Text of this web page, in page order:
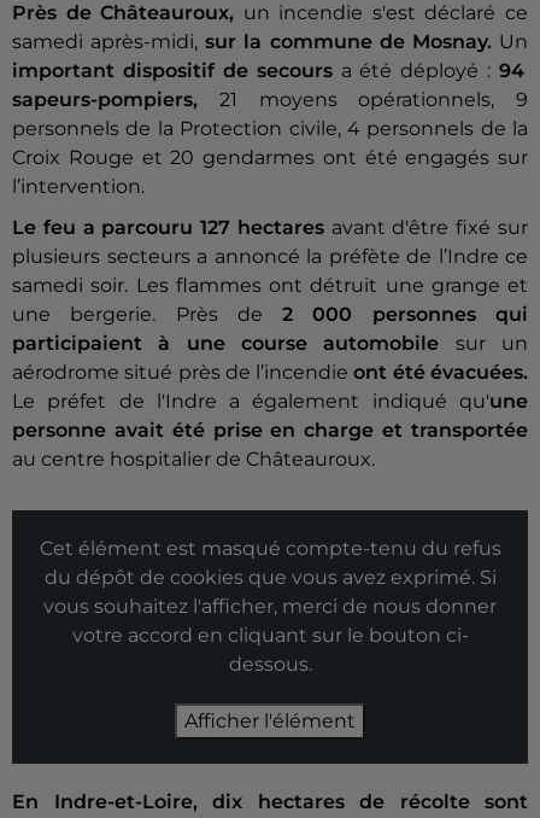
Près de Châteauroux, un incendie s'est déclaré ce
samedi après-midi,sur la commune de Mosnay. Un
important dispositif de secoursa été déployé : 94
sapeurs-pompiers, 21 moyens opérationnels, 9
personnels de la Protection civile, 4 personnels de la
Croix Rouge et 20 gendarmes ont été engagés sur
l’intervention.
Le feu a parcouru 127 hectaresavant d'être fixé sur
plusieurs secteurs a annoncé la préfète de l’Indre ce
samedi soir. Les flammes ont détruit une grange et
une bergerie. Près de2 000 personnes qui
participaient à une course automobile sur un
aérodrome situé près de l’incendieont été évacuées.
Le préfet de l'Indre a également indiqué qu'une
personne avait été prise en charge et transportée
au centre hospitalier de Châteauroux.
Cet élément est masqué compte-tenu du refus
du dépôt de cookies que vous avez exprimé. Si
vous souhaitez l'afficher, merci de nous donner
votre accord en cliquant sur le bouton ci-
dessous.
Afficher l'élément
En Indre-et-Loire, dix hectares de récolte sont